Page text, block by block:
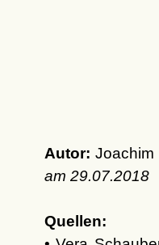
Autor: Joachim
am 29.07.2018
Quellen: